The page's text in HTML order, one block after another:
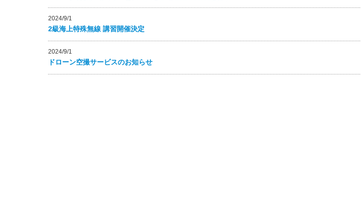
2024/9/1
2級海上特殊無線 講習開催決定
2024/9/1
ドローン空撮サービスのお知らせ